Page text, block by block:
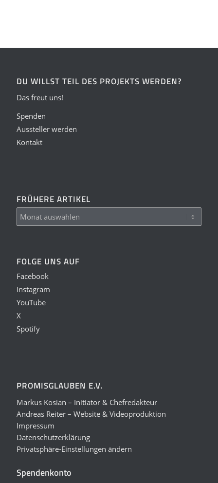
DU WILLST TEIL DES PROJEKTS WERDEN?
Das freut uns!
Spenden
Aussteller werden
Kontakt
FRÜHERE ARTIKEL
FOLGE UNS AUF
Facebook
Instagram
YouTube
X
Spotify
PROMISGLAUBEN E.V.
Markus Kosian – Initiator & Chefredakteur
Andreas Reiter – Website & Videoproduktion
Impressum
Datenschutzerklärung
Privatsphäre-Einstellungen ändern
Spendenkonto